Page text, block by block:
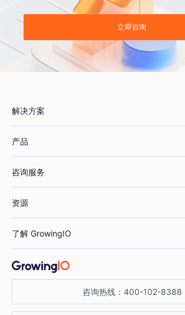
立即咨询
解决方案
鞋服行业
汽车行业
金融行业
产品
智能运营
获客分析
咨询服务
资源
增长公开课
增长博客
了解 GrowingIO
关于 GrowingIO
增长大会
咨询热线： 400-102-8388